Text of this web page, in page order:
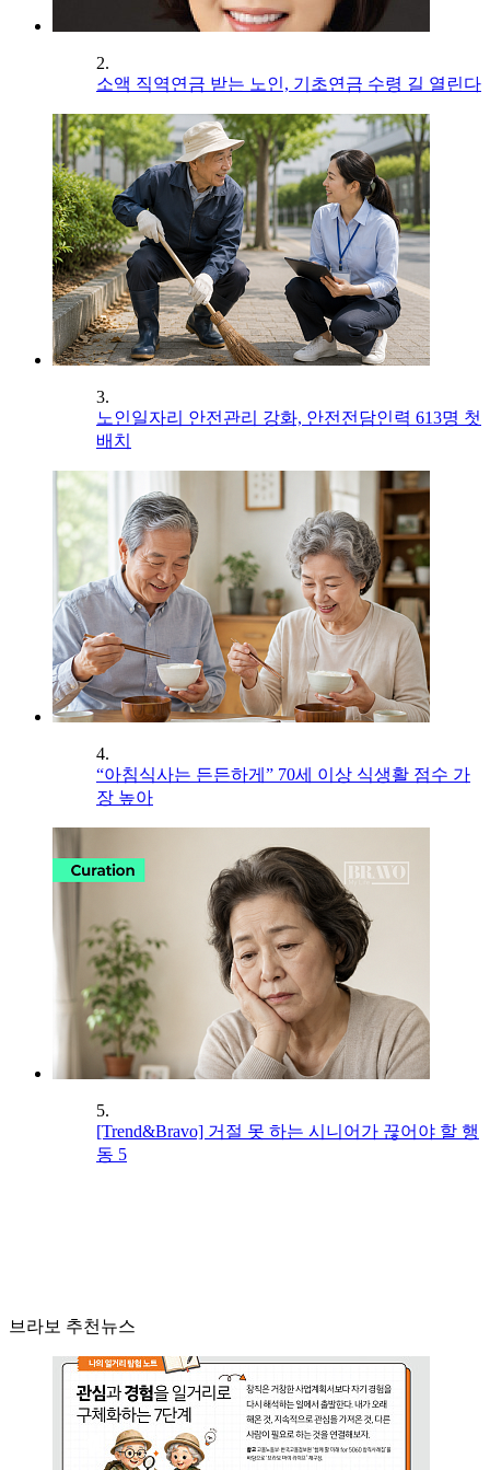
2.
소액 직역연금 받는 노인, 기초연금 수령 길 열린다
3.
노인일자리 안전관리 강화, 안전전담인력 613명 첫
배치
4.
“아침식사는 든든하게” 70세 이상 식생활 점수 가
장 높아
5.
[Trend&Bravo] 거절 못 하는 시니어가 끊어야 할 행
동 5
브라보 추천뉴스